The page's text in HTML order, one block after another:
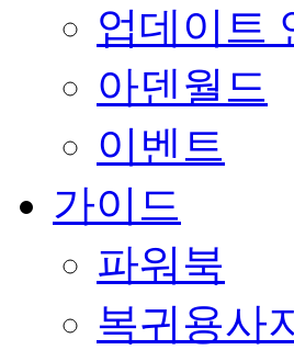
업데이트
아덴월드
이벤트
가이드
파워북
복귀용사